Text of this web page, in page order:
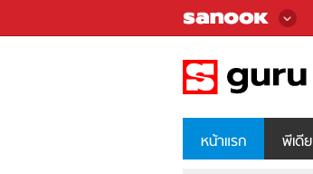
หน้าแรก พีเดีย